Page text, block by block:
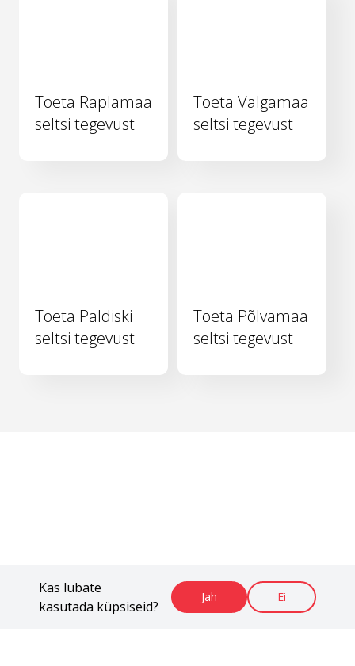
Kas lubate
kasutada küpsiseid?
Jah Ei
Toeta Raplamaa
seltsi tegevust
Toeta Valgamaa
seltsi tegevust
Toeta Paldiski
seltsi tegevust
Toeta Põlvamaa
seltsi tegevust